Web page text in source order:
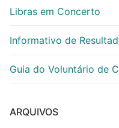
Libras em Concerto
Informativo de
Guia do Voluntário de
ARQUIVOS